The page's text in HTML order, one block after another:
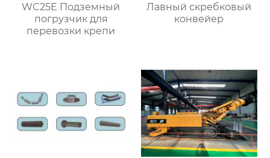
WC25E Подземный
погрузчик для
перевозки крепи
Лавный скребковый
конвейер